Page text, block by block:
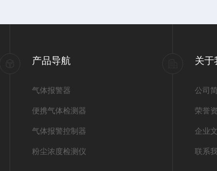
产品导航
气体报警器
便携气体检测器
气体报警控制器
粉尘浓度检测仪
关于
公司
荣誉
企业
联系